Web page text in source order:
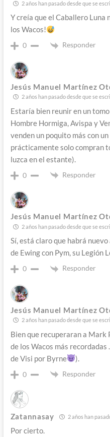
2 años han pasado desde que se
Y creía que el Caballero Luna
los Wacos!
0 Responder
Jesús Manuel Martínez
2 años han pasado desde que se
Estaría bien reunir en un
Hombre Hormiga, Avispa y
venden un poquito más con
prácticamente solo compran
luzca en el estante).
0 Responder
Jesús Manuel Martínez
2 años han pasado desde que se
Sí, está claro que habrá
de Ewing con Pym, su Legión
0 Responder
Jesús Manuel Martínez
2 años han pasado desde que se
Bien que recuperaran a Mark
de los Wacos más
de Visi por Byrne
).
0 Responder
Zatannasay 2 años han
Por cierto.